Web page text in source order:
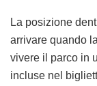
La posizione
arrivare quando
vivere il parco in
incluse nel